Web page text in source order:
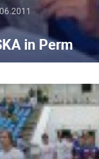
in Perm